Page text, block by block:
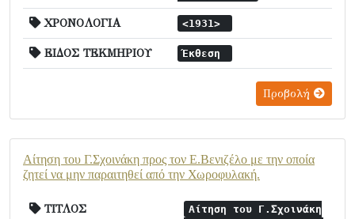
ΧΡΟΝΟΛΟΓΙΑ <1931>
ΕΙΔΟΣ ΤΕΚΜΗΡΙΟΥ Έκθεση
Προβολή
Αίτηση του Γ.Σχοινάκη προς τον Ε.Βενιζέλο με την οποία
ζητεί να μην παραιτηθεί από την Χωροφυλακή.
ΤΙΤΛΟΣ
Αίτηση του Γ.Σχοινάκη